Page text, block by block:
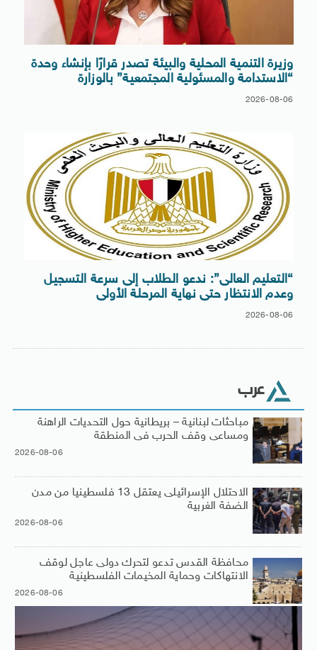
وزيرة التنمية المحلية والبيئة تصدر قرارًا بإنشاء وحدة
“الاستدامة والمسئولية المجتمعية” بالوزارة
2026-08-06
“التعليم العالى”: ندعو الطلاب إلى سرعة التسجيل
وعدم الانتظار حتى نهاية المرحلة الأولى
2026-08-06
عرب
مباحثات لبنانية – بريطانية حول التحديات الراهنة
ومساعى وقف الحرب فى المنطقة
2026-08-06
الاحتلال الإسرائيلى يعتقل 13 فلسطينيا من مدن
الضفة الغربية
2026-08-06
محافظة القدس تدعو لتحرك دولى عاجل لوقف
الانتهاكات وحماية المخيمات الفلسطينية
2026-08-06